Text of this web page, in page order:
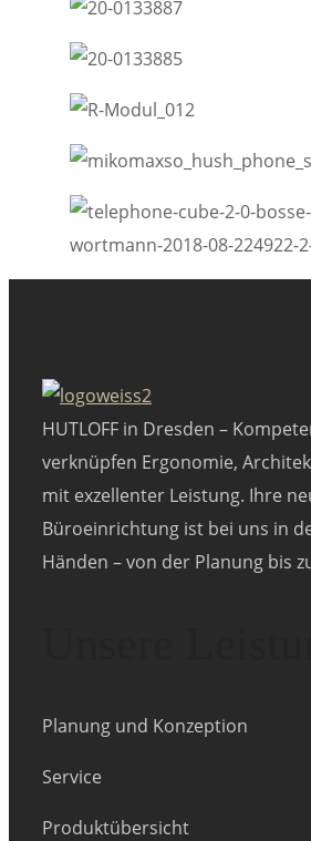
HUTLOFF in Dresden –
verknüpfen Ergonomie,
mit exzellenter Leistung. Ihre
Büroeinrichtung ist bei uns in
Händen – von der Planung bis
Planung und Konzeption
Service
Produktübersicht